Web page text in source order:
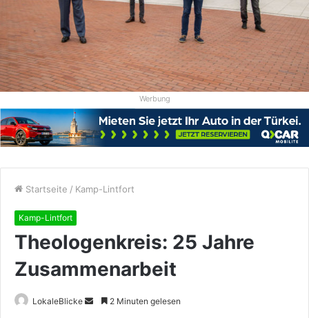
Werbung
Startseite / Kamp-Lintfort
Kamp-Lintfort
Theologenkreis: 25 Jahre
Zusammenarbeit
LokaleBlicke
Sende2 Minuten gelesen